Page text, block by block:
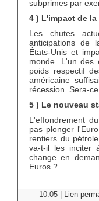
subprimes par
4 ) L'impact de
Les chutes
anticipations de
États-Unis et
monde. L'un des
poids respectif
américaine
récession. Sera-
5 ) Le nouveau
L'effondrement
pas plonger
rentiers du
va-t-il les inciter
change en
Euros ?
10:05 | Lien